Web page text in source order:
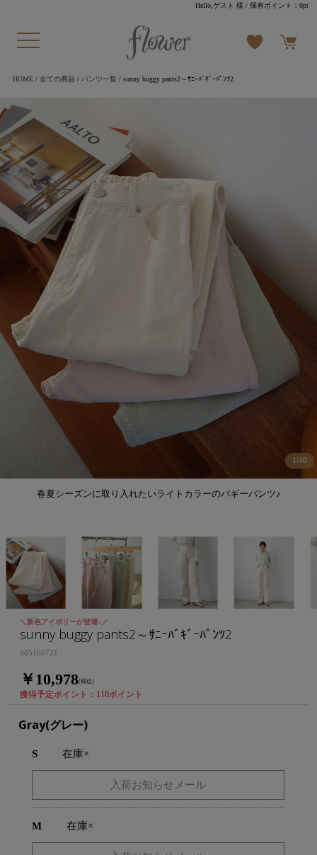
Hello,ゲスト 様 / 保有ポイント：0pt
HOME/ 全ての商品/ パンツ一覧 / sunny buggy pants2～ｻﾆｰﾊﾞｷﾞｰﾊﾟﾝﾂ2
春夏シーズンに取り入れたいライトカラーのバギーパンツ♪
1/40
＼新色アイボリーが登場♪／
sunny buggy pants2～ｻﾆｰﾊﾞｷﾞｰﾊﾟﾝﾂ2
305160721
￥10,978(税込)
獲得予定ポイント：110ポイント
Gray(グレー)
S 在庫×
M 在庫×